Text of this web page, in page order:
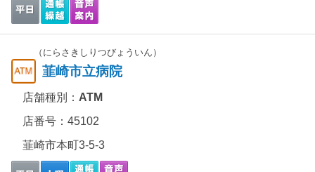
（にらさきしりつびょういん）
韮崎市立病院
店舗種別： ATM
店番号：45102
韮崎市本町3-5-3